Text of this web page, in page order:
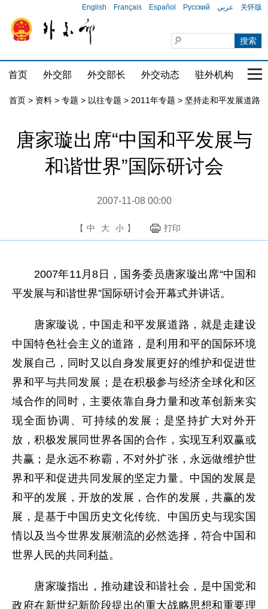
English Français Español Русский عربي 关怀版
首页 外交部 外交部长 外交动态 驻外机构 国
首页 > 资料 > 专题 > 以往专题 > 2011年专题 > 坚持走和平发展道路
唐家璇出席“中国和平发展与
和谐世界”国际研讨会
2007-11-08 00:00
【 中 大 小 】 打印
2007年11月8日，国务委员唐家璇出席“中国和
平发展与和谐世界”国际研讨会开幕式并讲话。
唐家璇说，中国走和平发展道路，就是走建设
中国特色社会主义的道路，是利用和平的国际环境
发展自己，同时又以自身发展更好的维护和促进世
界和平与共同发展；是在积极参与经济全球化和区
域合作的同时，主要依靠自身力量和改革创新来实
现全面协调、可持续的发展；是坚持扩大对外开
放，积极发展同世界各国的合作，实现互利双赢或
共赢；是永远不称霸，不对外扩张，永远做维护世
界和平和促进共同发展的坚定力量。中国的发展是
和平的发展，开放的发展，合作的发展，共赢的发
展，是基于中国历史文化传统、中国历史与现实国
情以及当今世界发展潮流的必然选择，符合中国和
世界人民的共同利益。
唐家璇指出，推动建设和谐社会，是中国党和
政府在新世纪新阶段提出的重大战略思想和重要理